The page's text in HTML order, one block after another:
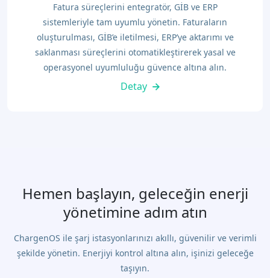
Fatura süreçlerini entegratör, GİB ve ERP
sistemleriyle tam uyumlu yönetin. Faturaların
oluşturulması, GİB’e iletilmesi, ERP’ye aktarımı ve
saklanması süreçlerini otomatikleştirerek yasal ve
operasyonel uyumluluğu güvence altına alın.
Detay
Hemen başlayın, geleceğin enerji
yönetimine adım atın
ChargenOS ile şarj istasyonlarınızı akıllı, güvenilir ve verimli
şekilde yönetin. Enerjiyi kontrol altına alın, işinizi geleceğe
taşıyın.